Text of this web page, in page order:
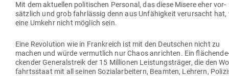
Mit dem aktu­ellen poli­ti­schen Per­sonal, das diese Misere eher vor­
sätzlich und grob fahr­lässig denn aus Unfä­higkeit ver­ur­sacht hat,
eine Umkehr nicht möglich sein.
Eine Revo­lution wie in Frank­reich ist mit den Deut­schen nicht zu
machen und würde ver­mutlich nur Chaos anrichten. Ein
ckender Gene­ral­streik der 15 Mil­lionen Leis­tungs­träger, die den
fahrts­staat mit all seinen Sozi­al­ar­beitern, Beamten, Lehrern,